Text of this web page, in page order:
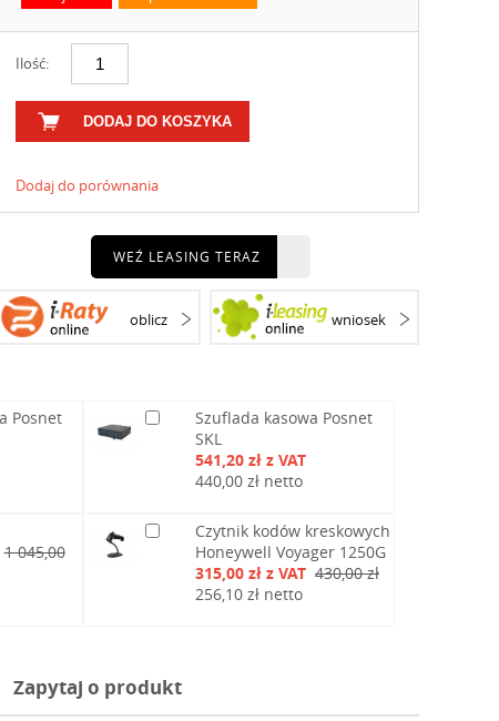
Ilość:
DODAJ DO KOSZYKA
Dodaj do porównania
WEŹ LEASING TERAZ
oblicz wniosek
Posnet
Szuflada kasowa Posnet
SKL
541,20 zł z VAT
440,00 zł netto
1 045,00
Czytnik kodów kreskowych
Honeywell Voyager 1250G
315,00 zł z VAT 430,00 zł
256,10 zł netto
Zapytaj o produkt